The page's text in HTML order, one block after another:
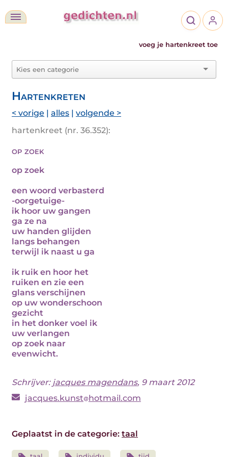
voeg je hartenkreet toe
Hartenkreten
< vorige | alles | volgende >
hartenkreet (nr. 36.352):
op zoek
op zoek
een woord verbasterd
-oorgetuige-
ik hoor uw gangen
ga ze na
uw handen glijden
langs behangen
terwijl ik naast u ga
ik ruik en hoor het
ruiken en zie een
glans verschijnen
op uw wonderschoon
gezicht
in het donker voel ik
uw verlangen
op zoek naar
evenwicht.
Schrijver: jacques magendans, 9 maart 2012
jacques.kunst hotmail.com
Geplaatst in de categorie: taal